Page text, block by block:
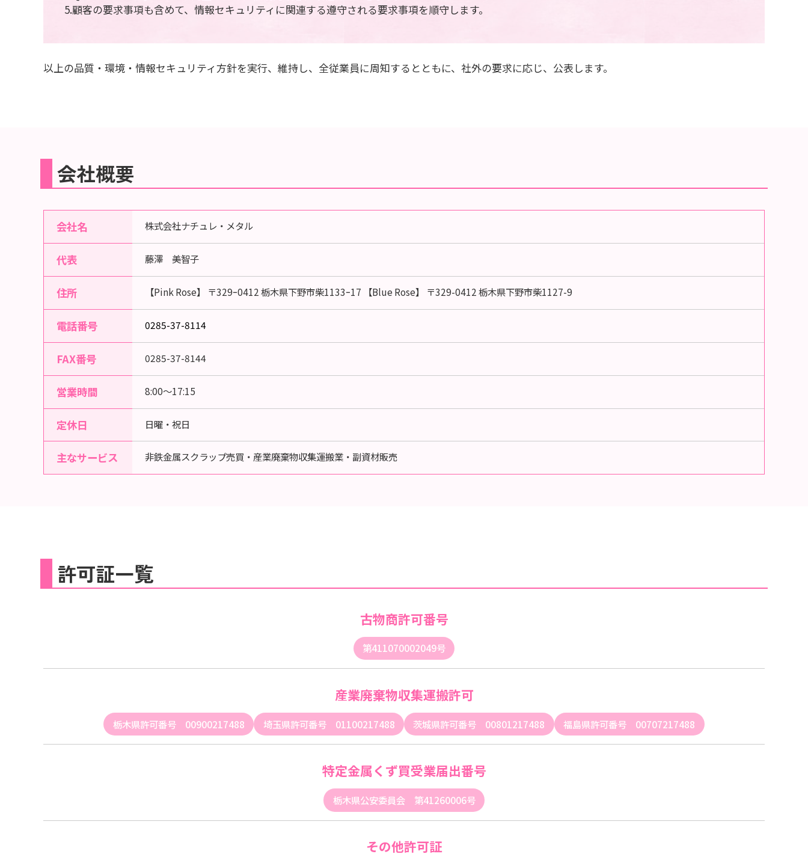
5.顧客の要求事項も含めて、情報セキュリティに関連する遵守される要求事項を順守します。
以上の品質・環境・情報セキュリティ方針を実行、維持し、全従業員に周知するとともに、社外の要求に応じ、公表します。
会社概要
会社名 株式会社ナチュレ・メタル
代表 藤澤 美智子
住所 【Pink Rose】 〒329ｰ0412 栃木県下野市柴1133ｰ17 【Blue Rose】 〒329-0412 栃木県下野市柴1127-9
電話番号 0285-37-8114
FAX番号 0285-37-8144
営業時間 8:00〜17:15
定休日 日曜・祝日
主なサービス 非鉄金属スクラップ売買・産業廃棄物収集運搬業・副資材販売
許可証一覧
古物商許可番号
第411070002049号
産業廃棄物収集運搬許可
栃木県許可番号 00900217488 埼玉県許可番号 01100217488 茨城県許可番号 00801217488 福島県許可番号 00707217488
特定金属くず買受業届出番号
栃木県公安委員会 第41260006号
その他許可証